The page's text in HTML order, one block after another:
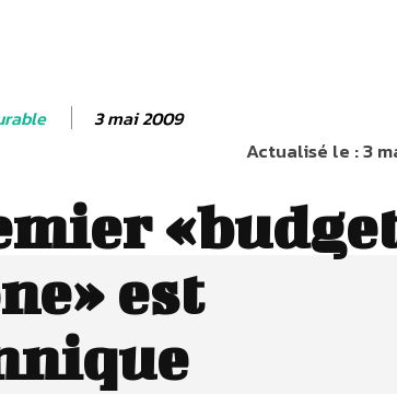
3 mai 2009
Actualisé le :3
est